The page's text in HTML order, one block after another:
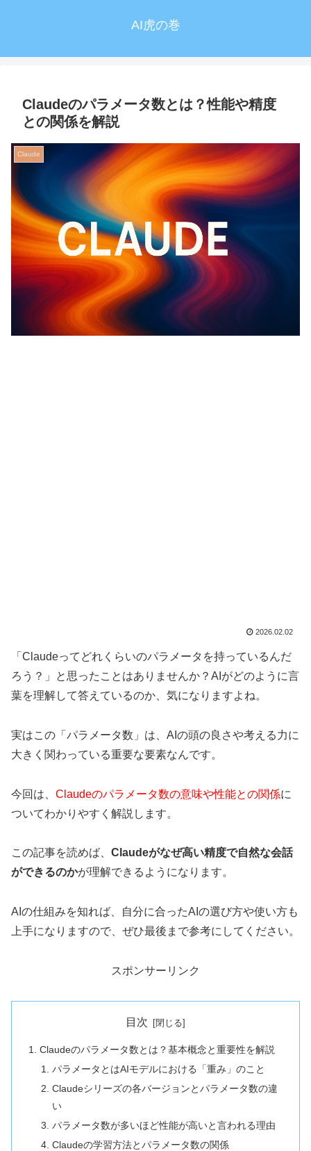
AI虎の巻
Claudeのパラメータ数とは？性能や精度
との関係を解説
Claude
2026.02.02
「Claudeってどれくらいのパラメータを持っているんだ
ろう？」と思ったことはありませんか？AIがどのように言
葉を理解して答えているのか、気になりますよね。
実はこの「パラメータ数」は、AIの頭の良さや考える力に
大きく関わっている重要な要素なんです。
今回は、 Claudeのパラメータ数の意味や性能との関係に
ついてわかりやすく解説します。
この記事を読めば、 Claudeがなぜ高い精度で自然な会話
ができるのかが理解できるようになります。
AIの仕組みを知れば、自分に合ったAIの選び方や使い方も
上手になりますので、ぜひ最後まで参考にしてください。
スポンサーリンク
目次
Claudeのパラメータ数とは？基本概念と重要性を解説
パラメータとはAIモデルにおける「重み」のこと
Claudeシリーズの各バージョンとパラメータ数の違
い
パラメータ数が多いほど性能が高いと言われる理由
Claudeの学習方法とパラメータ数の関係